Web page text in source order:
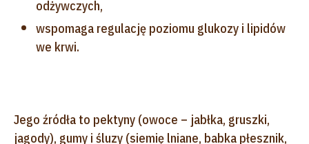
odżywczych,
wspomaga regulację poziomu glukozy i lipidów
we krwi.
Jego źródła to pektyny (owoce – jabłka, gruszki,
jagody), gumy i śluzy (siemię lniane, babka płesznik,